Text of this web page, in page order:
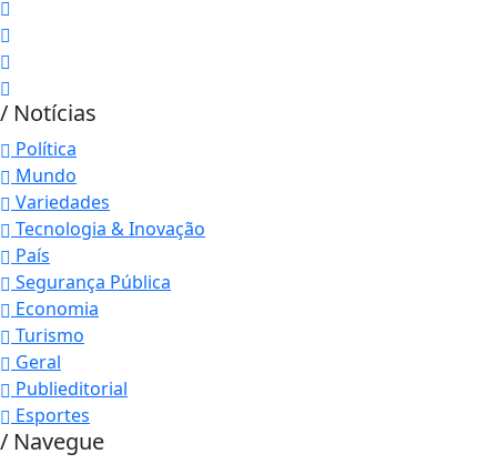
/ Notícias
Política
Mundo
Variedades
Tecnologia & Inovação
País
Segurança Pública
Economia
Turismo
Geral
Publieditorial
Esportes
/ Navegue